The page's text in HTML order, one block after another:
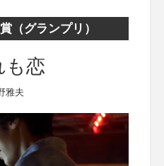
（グランプリ）
も恋
雅夫